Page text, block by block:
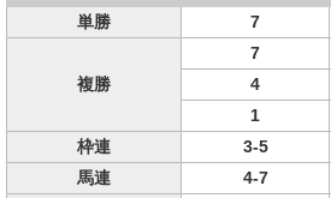
単勝 7
複勝
7
4
1
枠連
3-5
馬連
4-7